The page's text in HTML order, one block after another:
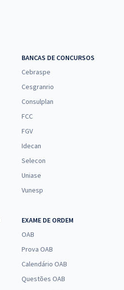
BANCAS DE CONCURSOS
Cebraspe
Cesgranrio
Consulplan
FCC
FGV
Idecan
Selecon
Uniase
Vunesp
EXAME DE ORDEM
OAB
Prova OAB
Calendário OAB
Questões OAB